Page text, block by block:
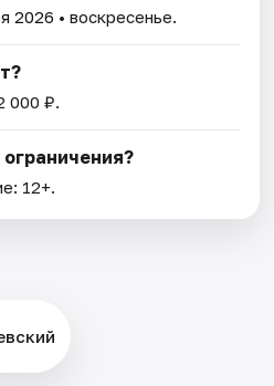
2026 • воскресенье.
000 ₽.
12+.